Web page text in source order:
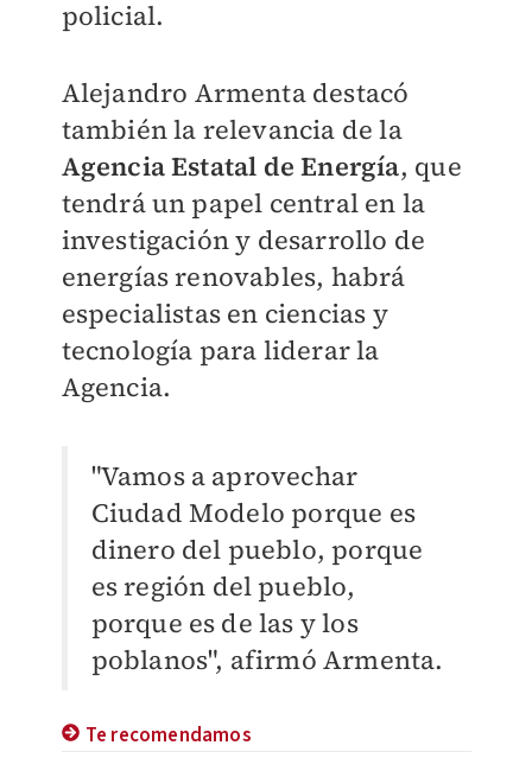
policial.
Alejandro Armenta destacó
también la relevancia de la
Agencia Estatal de Energía, que
tendrá un papel central en la
investigación y desarrollo de
energías renovables, habrá
especialistas en ciencias y
tecnología para liderar la
Agencia.
"Vamos a aprovechar
Ciudad Modelo porque es
dinero del pueblo, porque
es región del pueblo,
porque es de las y los
poblanos", afirmó Armenta.
Te recomendamos